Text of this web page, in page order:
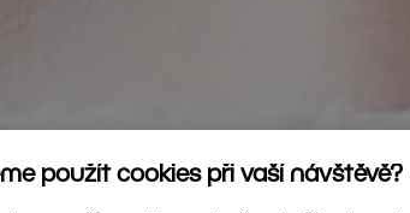
použít cookies při vaší návštěvě?